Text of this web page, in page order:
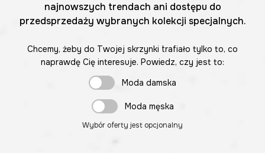
najnowszych trendach ani dostępu do
przedsprzedaży wybranych kolekcji specjalnych.
Chcemy, żeby do Twojej skrzynki trafiało tylko to, co
naprawdę Cię interesuje. Powiedz, czy jest to:
Moda damska
Moda męska
Wybór oferty jest opcjonalny